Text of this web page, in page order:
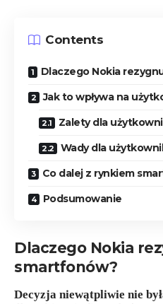
Contents
Dlaczego Nokia
Jak to wpływa na
Zalety dla
Wady dla
Co dalej z rynkiem
Podsumowanie
Dlaczego Nokia
smartfonów?
Decyzja niewątpliwie nie